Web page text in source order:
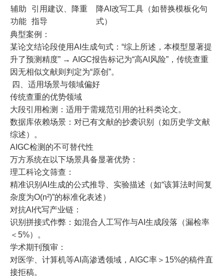
辅助
功能
引用建议、降重
指导
降AI改写工具（如替换模板化句
式）
典型案例：
某论文结论段使用AI生成句式：“综上所述，本模型显著提
升了预测精度” → AIGC报告标记为“高AI风险”，传统查重
因无相似文献则判定为“原创”。
四、适用场景与领域偏好
传统查重的优势领域
大段引用检测：适用于需规范引用的社科类论文。
数据库依赖场景：对已有文献的抄袭识别（如历史学文献
综述）。
AIGC检测的不可替代性
万方系统在以下场景具备显著优势：
理工科论文筛查：
精准识别AI生成的公式推导、实验描述（如“该算法时间复
杂度为O(n²)”的标准化表述）
对抗AI代写产业链：
识别拼接式作弊：如混合人工写作与AI生成段落（漏检率
＜5%）。
学术期刊预审：
对医学、计算机等AI高渗透领域，AIGC率＞15%的稿件直
接拒稿。